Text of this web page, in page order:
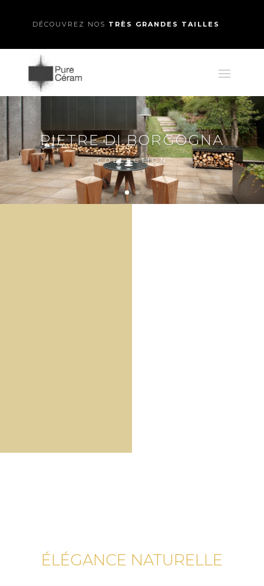
DÉCOUVREZ NOS TRÈS GRANDES TAILLES
PIETRE DI BORGOGNA
COLLECTION
ÉLÉGANCE NATURELLE